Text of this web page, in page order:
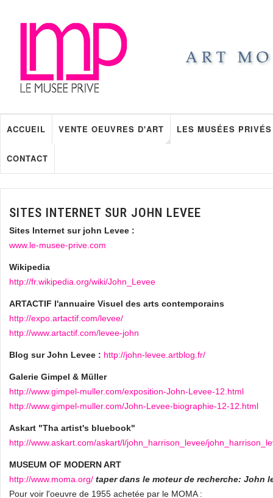
ACCUEIL VENTE OEUVRES D'ART LES MUSÉES PRIVÉS
CONTACT
SITES INTERNET SUR JOHN LEVEE
Sites Internet sur john Levee :
www.le-musee-prive.com
Wikipedia
http://fr.wikipedia.org/wiki/John_Levee
ARTACTIF l'annuaire Visuel des arts contemporains
http://expo.artactif.com/levee/
http://www.artactif.com/levee-john
Blog sur John Levee : http://john-levee.artblog.fr/
Galerie Gimpel & Müller
http://www.gimpel-muller.com/exposition-John-Levee-12.html
http://www.gimpel-muller.com/John-Levee-biographie-12-12.html
Askart "Tha artist's bluebook"
http://www.askart.com/askart/l/john_harrison_levee/
MUSEUM OF MODERN ART
http://www.moma.org/ taper dans le moteur de recherche: John
Pour voir l'oeuvre de 1955 achetée par le MOMA :